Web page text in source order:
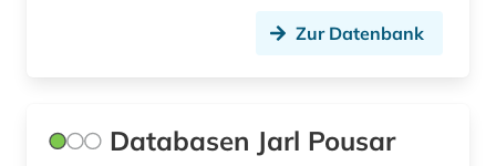
Zur Datenbank
Databasen Jarl Pousar